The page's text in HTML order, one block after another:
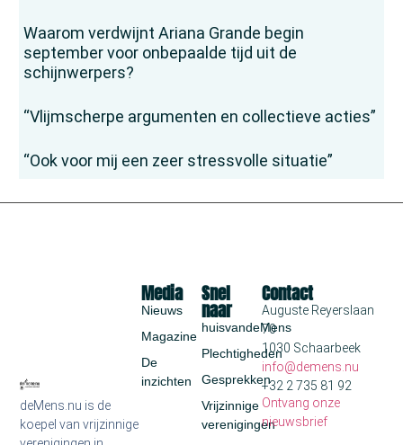
Waarom verdwijnt Ariana Grande begin
september voor onbepaalde tijd uit de
schijnwerpers?
“Vlijmscherpe argumenten en collectieve acties”
“Ook voor mij een zeer stressvolle situatie”
deMens.nu is de
koepel van vrijzinnige
Snel
naar
huisvandeMens
Plechtigheden
Gesprekken
Vrijzinnige
verenigingen
Media
Nieuws
Magazine
De
inzichten
Contact
Auguste Reyerslaan
70
1030 Schaarbeek
info@demens.nu
+32 2 735 81 92
Ontvang onze
nieuwsbrief